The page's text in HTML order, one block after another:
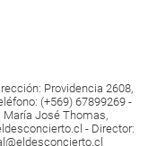
Providencia 2608,
(+569) 67899269 -
María José Thomas,
- Director: